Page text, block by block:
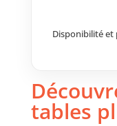
Disponibilité
tables